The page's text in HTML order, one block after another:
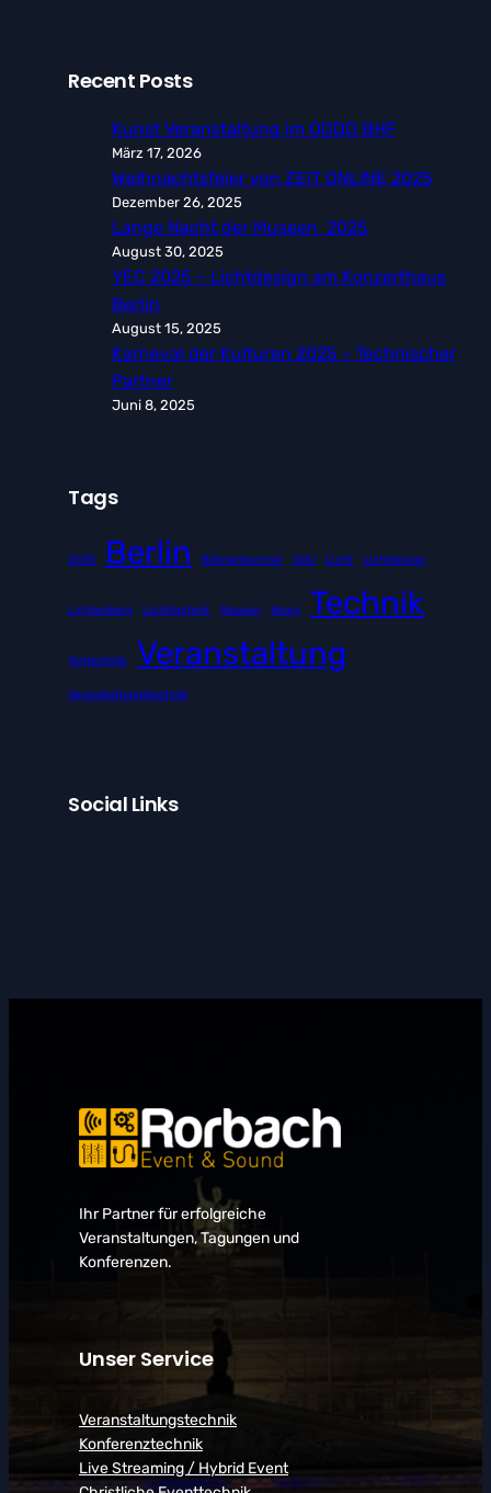
Recent Posts
Kunst Veranstaltung im ODDO BHF
März 17, 2026
Weihnachtsfeier von ZEIT ONLINE 2025
Dezember 26, 2025
Lange Nacht der Museen 2025
August 30, 2025
YEC 2025 – Lichtdesign am Konzerthaus
Berlin
August 15, 2025
Karneval der Kulturen 2025 – Technischer
Partner
Juni 8, 2025
Tags
2025 Berlin Bühnentechnik CDU Licht Lichtdesign
Lichtenberg Lichttechnik Museen News Technik
Tontechnik Veranstaltung
Veranstaltungstechnik
Social Links
Ihr Partner für erfolgreiche
Veranstaltungen, Tagungen und
Konferenzen.
Unser Service
Veranstaltungstechnik
Konferenztechnik
Live Streaming / Hybrid Event